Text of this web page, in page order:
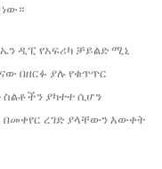
ዲፒ የአፍሪካ ቻይልድ ሚኒ
በዘርፉ ያሉ የቁጥጥር
ያካተተ ሲሆን
በመቀየር ረገድ ያላቸውን እውቀት